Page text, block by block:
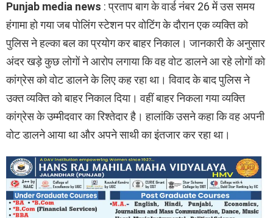
Punjab media news : प्रताप बाग के वार्ड नंबर 26 में उस समय
हंगामा हो गया जब पोलिंग स्टेशन पर वोटिंग के दौरान एक व्यक्ति को
पुलिस ने हल्का बल का प्रयोग कर बाहर निकाल। जानकारी के अनुसार
अंदर खड़े कुछ लोगों ने आरोप लगाया कि वह वोट डालने आ रहे लोगों को
कांग्रेस को वोट डालने के लिए कह रहा था। विवाद के बाद पुलिस ने
उक्त व्यक्ति को बाहर निकाल दिया। वहीं बाहर निकला गया व्यक्ति
कांग्रेस के उम्मीदवार का रिश्तेदार है। हालांकि उसने कहा कि वह अपनी
वोट डालने आया था और अपने साथी का इंतजार कर रहा था।